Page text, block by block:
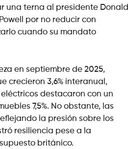
una terna al presidente Donald
por no reducir con
cuando su mandato
en septiembre de 2025,
crecieron 3,6% interanual,
destacaron con un
7,5%. No obstante, las
la presión sobre los
resiliencia pese a la
británico.